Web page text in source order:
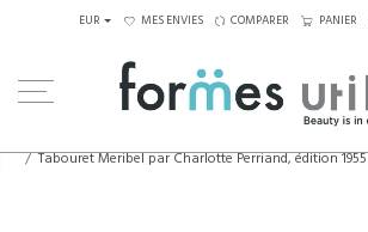
EUR MES ENVIES COMPARER PANIER
Tabouret Meribel par Charlotte Perriand, édition 1955